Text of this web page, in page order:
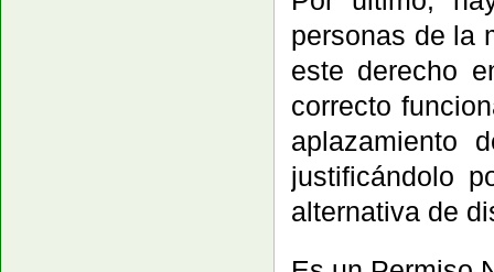
personas de la
este derecho
correcto
aplazamiento
justificándolo
alternativa de